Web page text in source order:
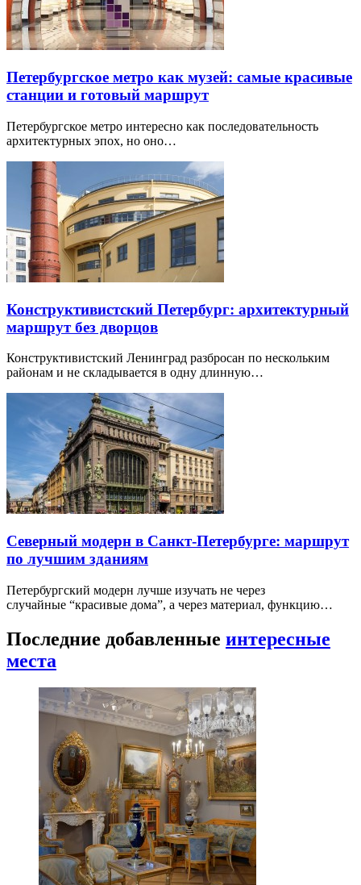
Петербургское метро как музей: самые красивые
станции и готовый маршрут
Петербургское метро интересно как последовательность
архитектурных эпох, но оно…
Конструктивистский Петербург: архитектурный
маршрут без дворцов
Конструктивистский Ленинград разбросан по нескольким
районам и не складывается в одну длинную…
Северный модерн в Санкт-Петербурге: маршрут
по лучшим зданиям
Петербургский модерн лучше изучать не через
случайные “красивые дома”, а через материал, функцию…
Последние добавленные интересные
места